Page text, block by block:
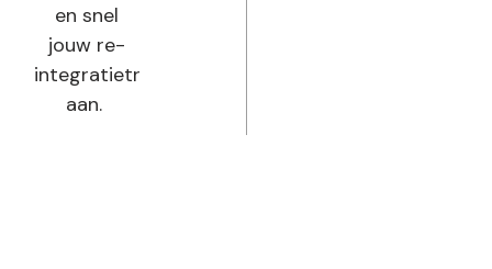
en snel
jouw re-
integratietraject
aan.